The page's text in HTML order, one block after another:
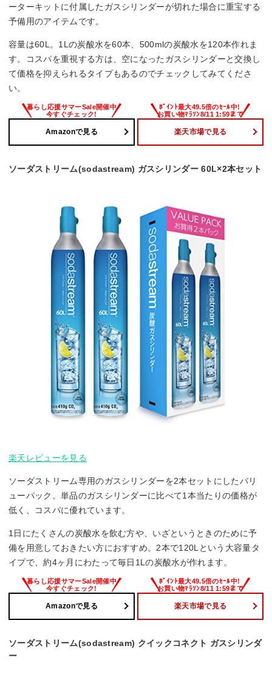
ーターキットに付属したガスシリンダーが切れた場合に重宝する
予備用のアイテムです。
容量は60L。1Lの炭酸水を60本、500mlの炭酸水を120本作れま
す。コスパを重視する方は、空になったガスシリンダーと交換し
て価格を抑えられるタイプもあるのでチェックしてみてくださ
い。
Amazonで見る 楽天市場で見る
ソーダストリーム(sodastream) ガスシリンダー 60L×2本セット
楽天レビューを見る
ソーダストリーム専用のガスシリンダーを2本セットにしたバリ
ューパック。単品のガスシリンダーに比べて1本当たりの価格が
低く、コスパに優れています。
1日にたくさんの炭酸水を飲む方や、いざというときのために予
備を用意しておきたい方におすすめ。2本で120Lという大容量タ
イプで、約4ヶ月にわたって毎日1Lの炭酸水が作れます。
Amazonで見る 楽天市場で見る
ソーダストリーム(sodastream) クイックコネクト ガスシリンダ
ー